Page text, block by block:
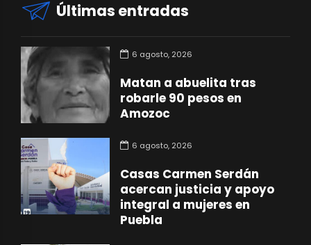
Últimas entradas
6 agosto, 2026
Matan a abuelita tras
robarle 90 pesos en
Amozoc
6 agosto, 2026
Casas Carmen Serdán
acercan justicia y apoyo
integral a mujeres en
Puebla